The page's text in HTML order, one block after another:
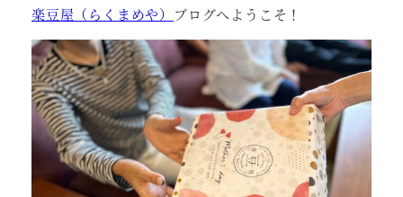
楽豆屋（らくまめや） ブログへようこそ！